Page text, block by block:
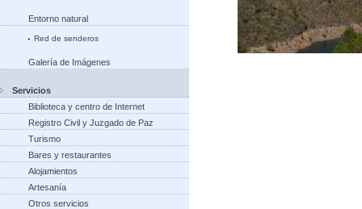
Entorno natural
Red de senderos
Galería de Imágenes
Servicios
Biblioteca y centro de Internet
Registro Civil y Juzgado de Paz
Turismo
Bares y restaurantes
Alojamientos
Artesanía
Otros servicios